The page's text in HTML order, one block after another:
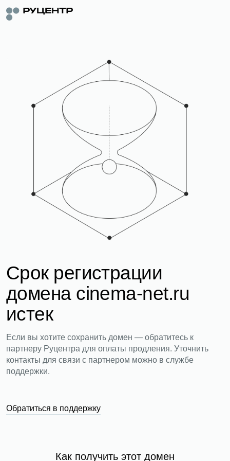
Срок регистрации
домена cinema-net.ru
истек
Если вы хотите сохранить домен — обратитесь к
партнеру Руцентра для оплаты продления. Уточнить
контакты для связи с партнером можно в службе
поддержки.
Обратиться в поддержку
Как получить этот домен